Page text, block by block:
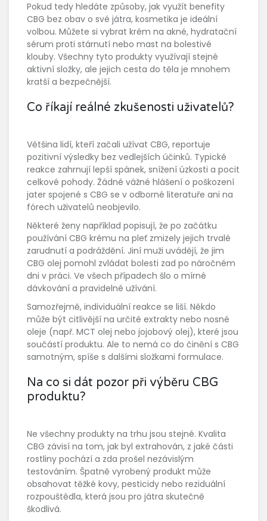
Pokud tedy hledáte způsoby, jak využít benefity
CBG bez obav o své játra, kosmetika je ideální
volbou. Můžete si vybrat krém na akné, hydratační
sérum proti stárnutí nebo mast na bolestivé
klouby. Všechny tyto produkty využívají stejné
aktivní složky, ale jejich cesta do těla je mnohem
kratší a bezpečnější.
Co říkají reálné zkušenosti uživatelů?
Většina lidí, kteří začali užívat CBG, reportuje
pozitivní výsledky bez vedlejších účinků. Typické
reakce zahrnují lepší spánek, snížení úzkosti a pocit
celkové pohody. Žádné vážné hlášení o poškození
jater spojené s CBG se v odborné literatuře ani na
fórech uživatelů neobjevilo.
Některé ženy například popisují, že po začátku
používání CBG krému na pleť zmizely jejich trvalé
zarudnutí a podráždění. Jiní muži uvádějí, že jim
CBG olej pomohl zvládat bolesti zad po náročném
dni v práci. Ve všech případech šlo o mírné
dávkování a pravidelné užívání.
Samozřejmě, individuální reakce se liší. Někdo
může být citlivější na určité extrakty nebo nosné
oleje (např. MCT olej nebo jojobový olej), které jsou
součástí produktu. Ale to nemá co do činění s CBG
samotným, spíše s dalšími složkami formulace.
Na co si dát pozor při výběru CBG
produktu?
Ne všechny produkty na trhu jsou stejné. Kvalita
CBG závisí na tom, jak byl extrahován, z jaké části
rostliny pochází a zda prošel nezávislým
testováním. Špatně vyrobený produkt může
obsahovat těžké kovy, pesticidy nebo reziduální
rozpouštědla, která jsou pro játra skutečně
škodlivá.